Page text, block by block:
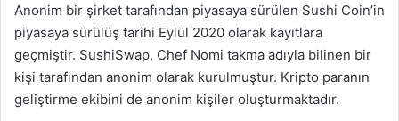
Anonim bir şirket tarafından piyasaya sürülen Sushi Coin’in
piyasaya sürülüş tarihi Eylül 2020 olarak kayıtlara
geçmiştir. SushiSwap, Chef Nomi takma adıyla bilinen bir
kişi tarafından anonim olarak kurulmuştur. Kripto paranın
geliştirme ekibini de anonim kişiler oluşturmaktadır.